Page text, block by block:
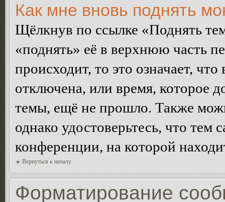
Как мне вновь поднять
Щёлкнув по ссылке «Поднять
«поднять» её в верхнюю часть
происходит, то это означает,
отключена, или время, которое
темы, ещё не прошло. Также
однако удостоверьтесь, что
конференции, на которой
Вернуться к началу
Форматирование